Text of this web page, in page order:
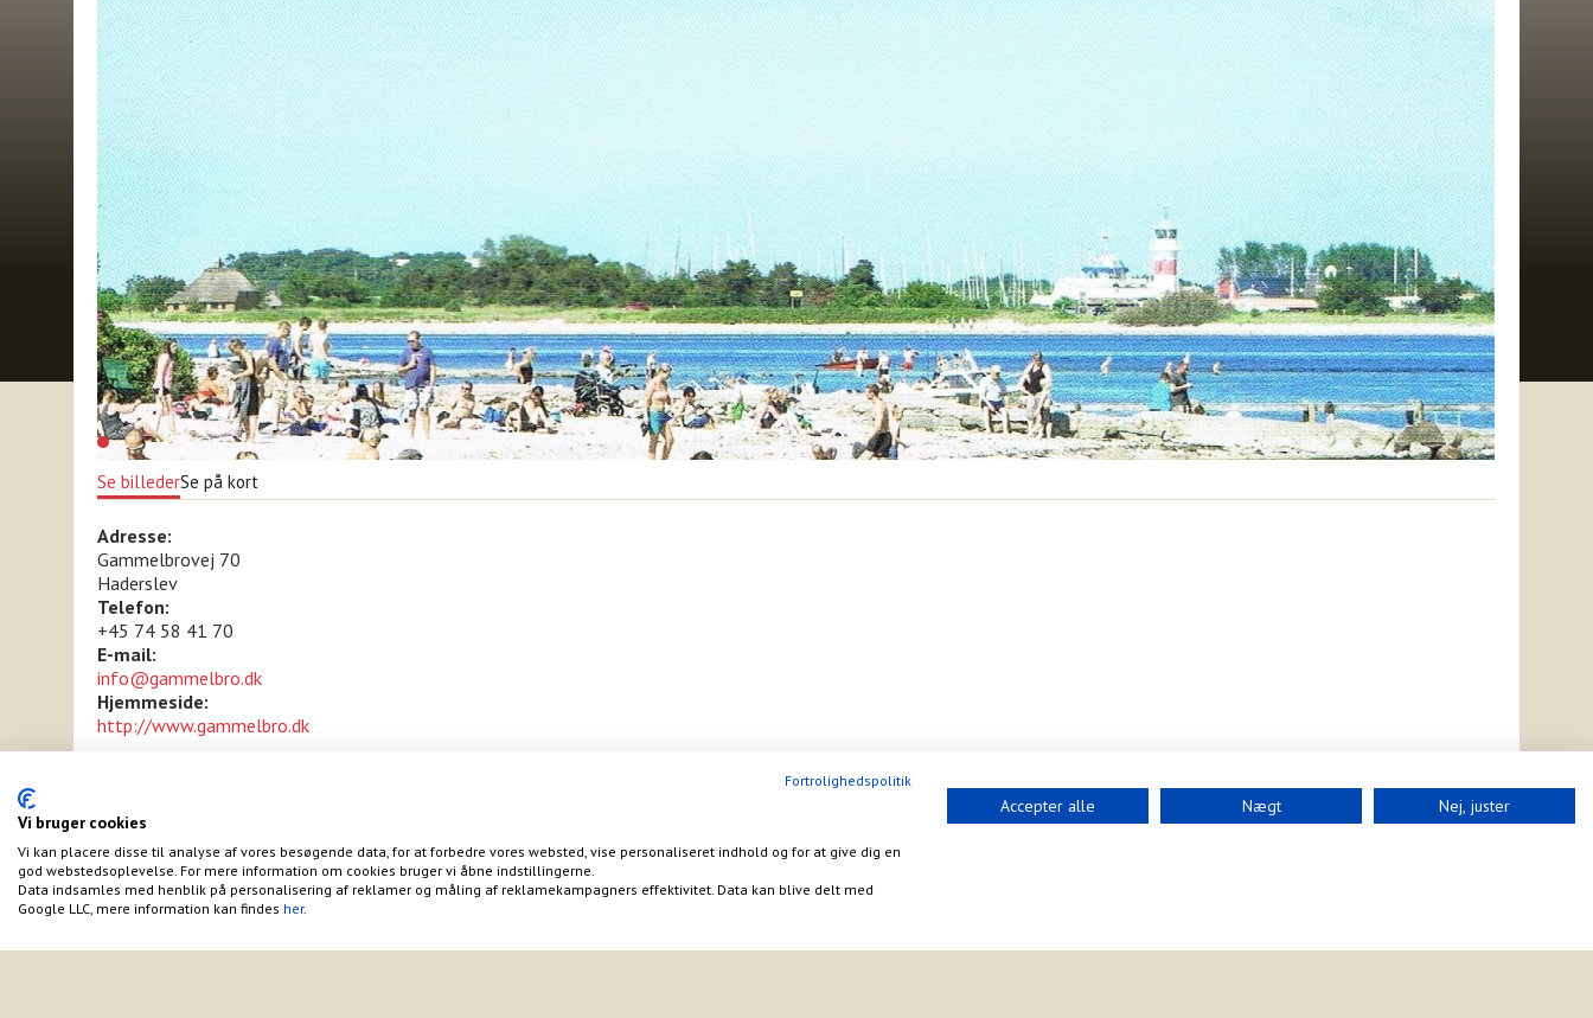
Fortrolighedspolitik
Vi bruger cookies
Vi kan placere disse til analyse af vores besøgende data, for at forbedre vores websted, vise personaliseret indhold og for at give dig en
god webstedsoplevelse. For mere information om cookies bruger vi åbne indstillingerne.
Data indsamles med henblik på personalisering af reklamer og måling af reklamekampagners effektivitet. Data kan blive delt med
Google LLC, mere information kan findes her.
Accepter alle Nægt Nej, juster
Se billederSe på kort
Adresse:
Gammelbrovej 70
Haderslev
Telefon:
+45 74 58 41 70
E-mail:
info@gammelbro.dk
Hjemmeside:
http://www.gammelbro.dk